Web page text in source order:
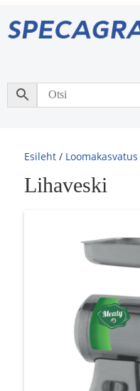
Esileht / Loomakasvatus
Lihaveski